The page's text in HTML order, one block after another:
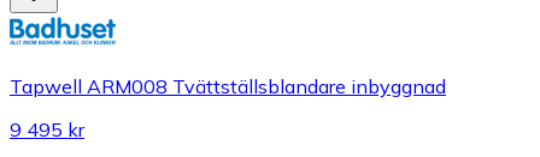
Tapwell ARM008 Tvättställsblandare inbyggnad
9 495 kr